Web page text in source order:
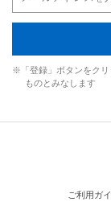
※「登録」ボタンをクリ
ものとみなします
ご利用ガ